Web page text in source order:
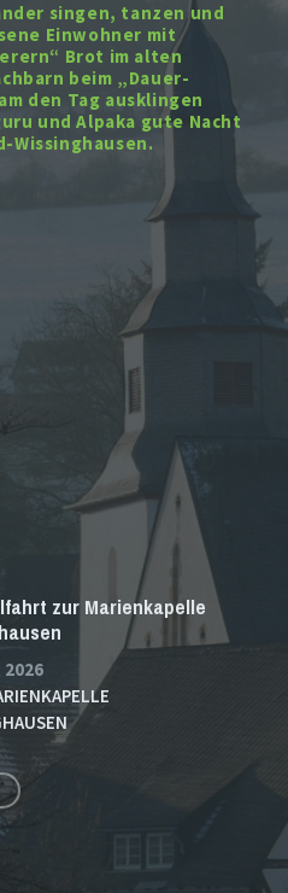
singen, tanzen und
Einwohner mit
Brot im alten
beim „Dauer-
den Tag ausklingen
und Alpaka gute Nacht
Wissinghausen.
zur Marienkapelle